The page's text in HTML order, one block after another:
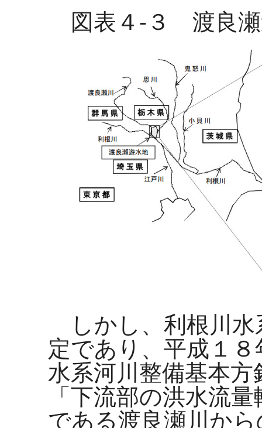
図表４-３ 渡良瀬
しかし、利根川水
定であり、平成１
水系河川整備基本
「下流部の洪水流
である渡良瀬川か